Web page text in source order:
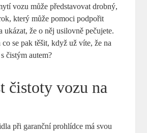
vozu může představovat drobný,
který může pomoci podpořit
ukázat, že o něj usilovně pečujete.
se pak těšit, když už víte, že na
čistým autem?
čistoty vozu na
při garanční prohlídce má svou